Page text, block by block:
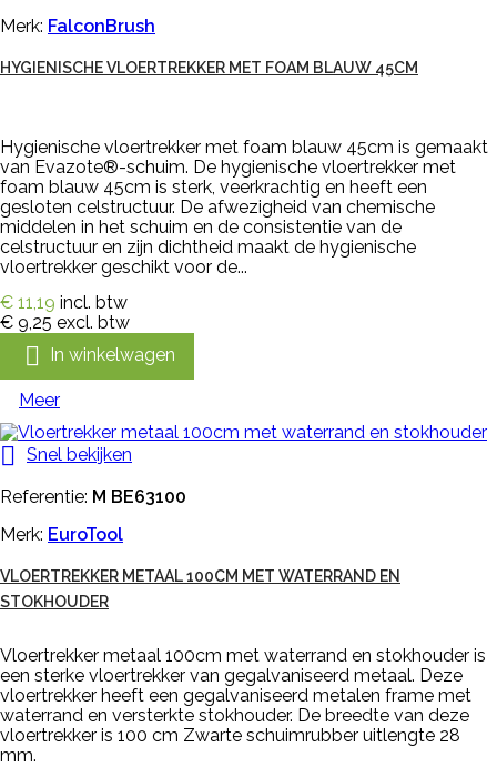
Merk: FalconBrush
HYGIENISCHE VLOERTREKKER MET FOAM BLAUW 45CM
Hygienische vloertrekker met foam blauw 45cm is gemaakt
van Evazote®-schuim. De hygienische vloertrekker met
foam blauw 45cm is sterk, veerkrachtig en heeft een
gesloten celstructuur. De afwezigheid van chemische
middelen in het schuim en de consistentie van de
celstructuur en zijn dichtheid maakt de hygienische
vloertrekker geschikt voor de...
€ 11,19 incl. btw
€ 9,25 excl. btw
 In winkelwagen
Meer
 Snel bekijken
Referentie: M BE63100
Merk: EuroTool
VLOERTREKKER METAAL 100CM MET WATERRAND EN
STOKHOUDER
Vloertrekker metaal 100cm met waterrand en stokhouder is
een sterke vloertrekker van gegalvaniseerd metaal. Deze
vloertrekker heeft een gegalvaniseerd metalen frame met
waterrand en versterkte stokhouder. De breedte van deze
vloertrekker is 100 cm Zwarte schuimrubber uitlengte 28
mm.